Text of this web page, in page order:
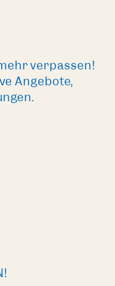
verpassen!
Angebote,